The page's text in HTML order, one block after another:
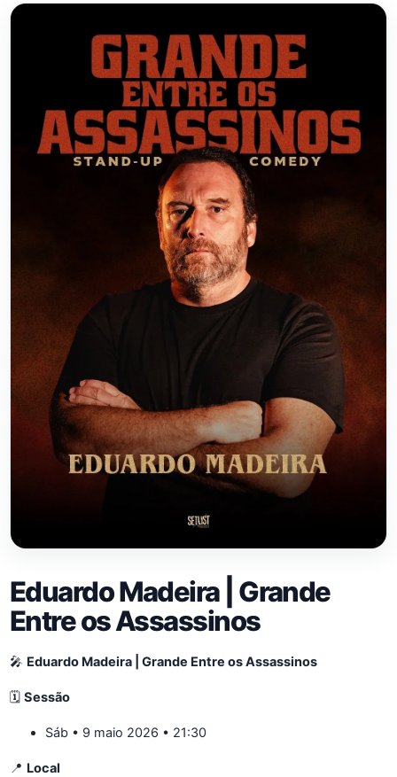
Eduardo Madeira | Grande
Entre os Assassinos
🎤 Eduardo Madeira | Grande Entre os Assassinos
🗓️ Sessão
Sáb • 9 maio 2026 • 21:30
📍 Local